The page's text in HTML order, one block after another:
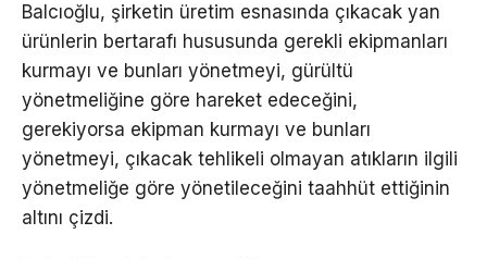
Balcıoğlu, şirketin üretim esnasında çıkacak yan
ürünlerin bertarafı hususunda gerekli ekipmanları
kurmayı ve bunları yönetmeyi, gürültü
yönetmeliğine göre hareket edeceğini,
gerekiyorsa ekipman kurmayı ve bunları
yönetmeyi, çıkacak tehlikeli olmayan atıkların ilgili
yönetmeliğe göre yönetileceğini taahhüt ettiğinin
altını çizdi.